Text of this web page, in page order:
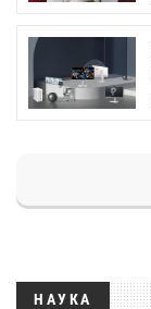
НАУКА